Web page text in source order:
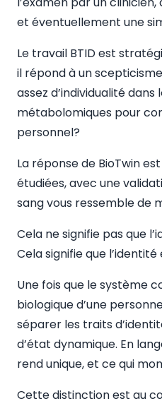
et éventuellement une
Le travail BTID est
il répond à un
assez d’individualité dans
métabolomiques pour
personnel?
La réponse de BioTwin
étudiées, avec une
sang vous ressemble de
Cela ne signifie pas que
Cela signifie que
Une fois que le système
biologique d’une
séparer les traits
d’état dynamique. En
rend unique, et ce qui
Cette distinction est au